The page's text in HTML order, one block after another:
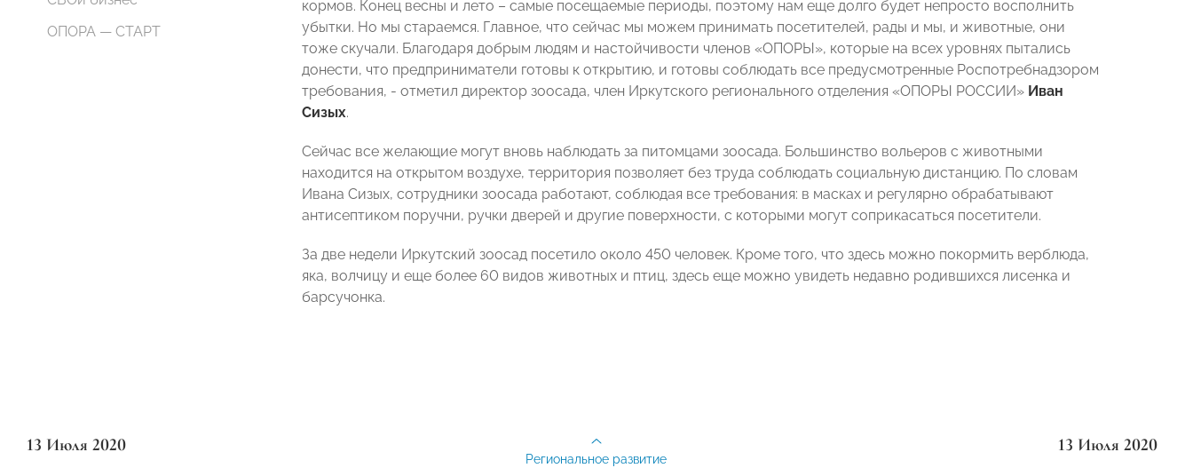
ОПОРА — СТАРТ
кормов. Конец весны и лето – самые посещаемые периоды, поэтому нам еще долго будет непросто восполнить
убытки. Но мы стараемся. Главное, что сейчас мы можем принимать посетителей, рады и мы, и животные, они
тоже скучали. Благодаря добрым людям и настойчивости членов «ОПОРЫ», которые на всех уровнях пытались
донести, что предприниматели готовы к открытию, и готовы соблюдать все предусмотренные Роспотребнадзором
требования, - отметил директор зоосада, член Иркутского регионального отделения «ОПОРЫ РОССИИ» Иван
Сизых.
Сейчас все желающие могут вновь наблюдать за питомцами зоосада. Большинство вольеров с животными
находится на открытом воздухе, территория позволяет без труда соблюдать социальную дистанцию. По словам
Ивана Сизых, сотрудники зоосада работают, соблюдая все требования: в масках и регулярно обрабатывают
антисептиком поручни, ручки дверей и другие поверхности, с которыми могут соприкасаться посетители.
За две недели Иркутский зоосад посетило около 450 человек. Кроме того, что здесь можно покормить верблюда,
яка, волчицу и еще более 60 видов животных и птиц, здесь еще можно увидеть недавно родившихся лисенка и
барсучонка.
13 Июля 2020 13 Июля 2020
Региональное развитие